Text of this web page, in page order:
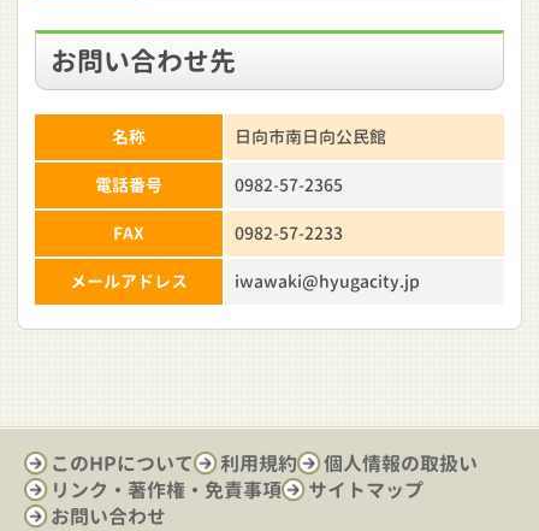
お問い合わせ先
名称 日向市南日向公民館
電話番号 0982-57-2365
FAX 0982-57-2233
メールアドレス iwawaki@hyugacity.jp
このHPについて 利用規約
個人情報の取扱い
リンク・著作権・免責事項
サイトマップ
お問い合わせ